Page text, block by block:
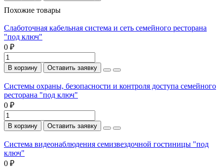
Похожие товары
Слаботочная кабельная система и сеть семейного ресторана
"под ключ"
0 ₽
В корзину Оставить заявку
Системы охраны, безопасности и контроля доступа семейного
ресторана "под ключ"
0 ₽
В корзину Оставить заявку
Система видеонаблюдения семизвездочной гостиницы "под
ключ"
0 ₽